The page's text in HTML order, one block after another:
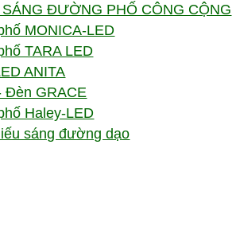
ĐƯỜNG PHỐ CÔNG CỘNG
MONICA-LED
TARA LED
ANITA
GRACE
Haley-LED
sáng đường dạo